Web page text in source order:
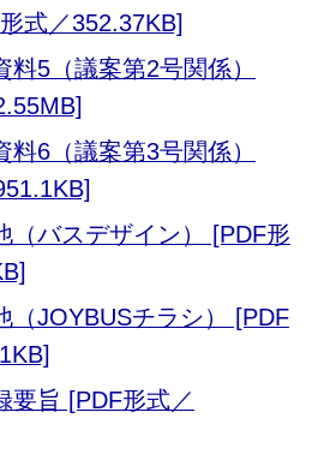
式／352.37KB]
料5（議案第2号関係）
料6（議案第3号関係）
（バスデザイン） [PDF形
（JOYBUSチラシ） [PDF
要旨 [PDF形式／